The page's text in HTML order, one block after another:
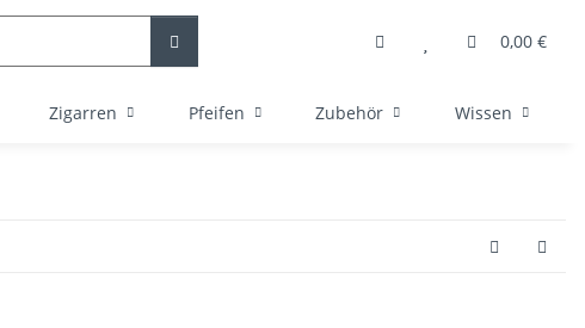
0,00 €
Zigarren Pfeifen Zubehör Wissen